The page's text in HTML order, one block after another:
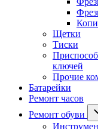
Щетки
Тиски
ключей
Прочие
Батарейки
Ремонт часов
Ремонт обуви